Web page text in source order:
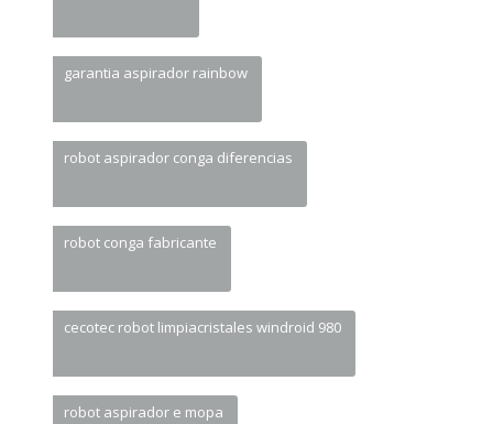
garantia aspirador rainbow
robot aspirador conga diferencias
robot conga fabricante
cecotec robot limpiacristales windroid 980
robot aspirador e mopa